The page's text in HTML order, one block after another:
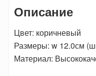
Описание
Цвет: коричневый
Размеры: w 12.0см
Материал: